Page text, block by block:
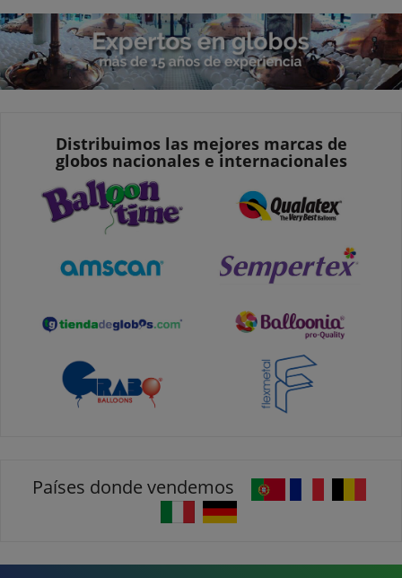
Distribuimos las mejores marcas de
globos nacionales e internacionales
Países donde vendemos